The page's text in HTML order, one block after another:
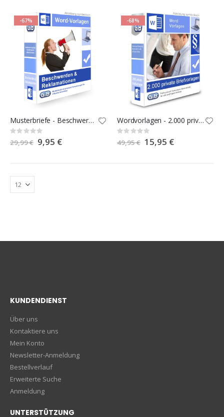
-67%
Musterbriefe - Beschwerden & Reklamationen
Rating:
0%
29,99 € Special
Price
9,95 €
-68%
Wordvorlagen - 2.000 private Briefvorlagen
Rating:
0%
49,95 € Special
Price
15,95 €
KUNDENDIENST
Über uns
Kontaktiere uns
Mein Konto
Newsletter-Anmeldung
Bestellverlauf
Erweiterte Suche
Anmeldung
UNTERSTÜTZUNG